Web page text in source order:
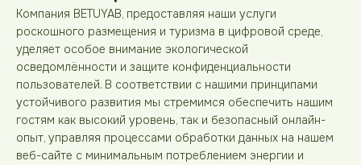
Компания BETUYAB, предоставляя наши услуги
роскошного размещения и туризма в цифровой среде,
уделяет особое внимание экологической
осведомлённости и защите конфиденциальности
пользователей. В соответствии с нашими принципами
устойчивого развития мы стремимся обеспечить нашим
гостям как высокий уровень, так и безопасный онлайн-
опыт, управляя процессами обработки данных на нашем
веб-сайте с минимальным потреблением энергии и